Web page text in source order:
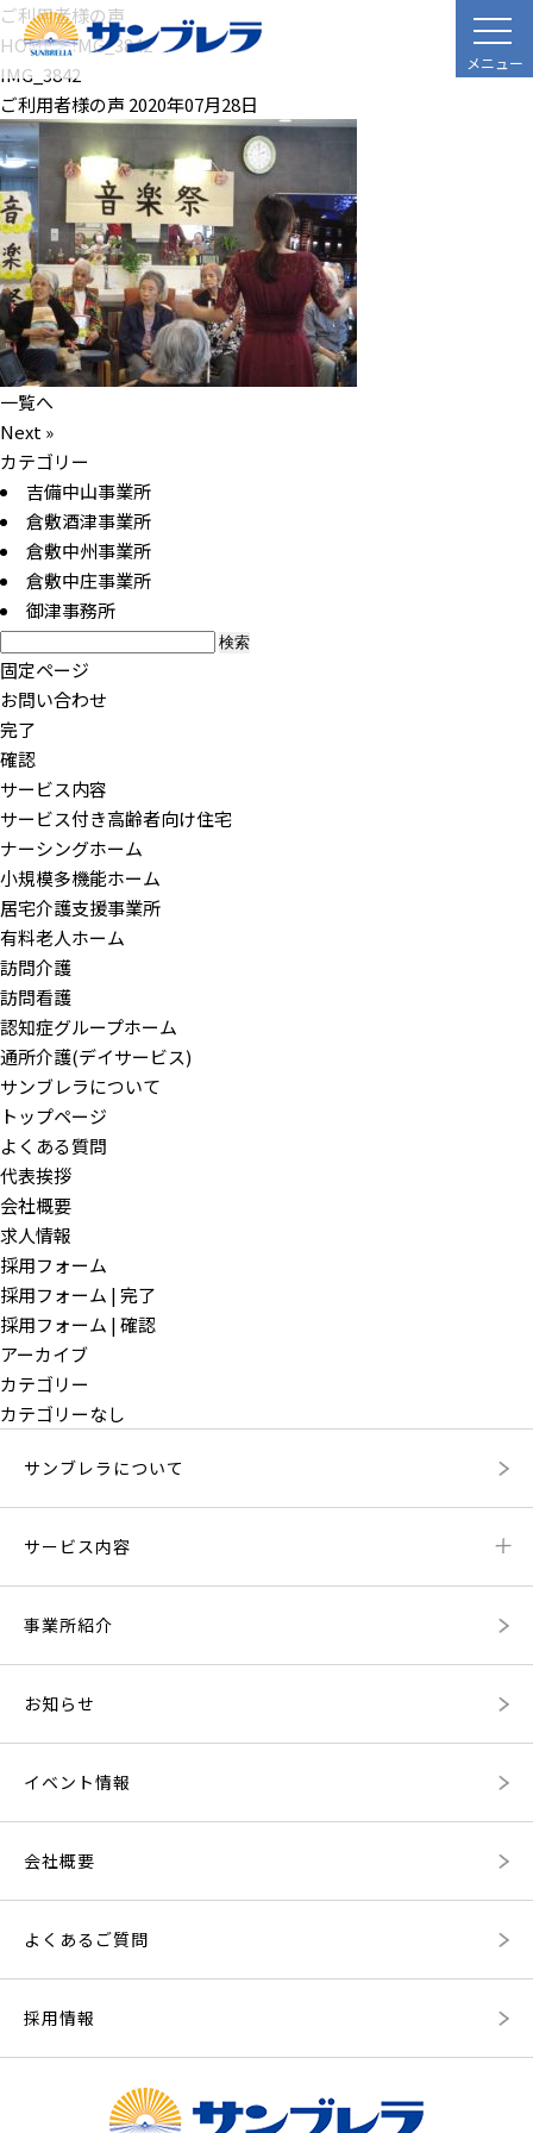
メニュー
ご利用者様の声
HOME>IMG_3842
IMG_3842
ご利用者様の声 2020年07月28日
一覧へ
Next »
カテゴリー
吉備中山事業所
倉敷酒津事業所
倉敷中州事業所
倉敷中庄事業所
御津事務所
検
索:
固定ページ
お問い合わせ
完了
確認
サービス内容
サービス付き高齢者向け住宅
ナーシングホーム
小規模多機能ホーム
居宅介護支援事業所
有料老人ホーム
訪問介護
訪問看護
認知症グループホーム
通所介護(デイサービス)
サンブレラについて
トップページ
よくある質問
代表挨拶
会社概要
求人情報
採用フォーム
採用フォーム | 完了
採用フォーム | 確認
アーカイブ
カテゴリー
カテゴリーなし
サンブレラについて
サービス内容
事業所紹介
お知らせ
イベント情報
会社概要
よくあるご質問
採用情報